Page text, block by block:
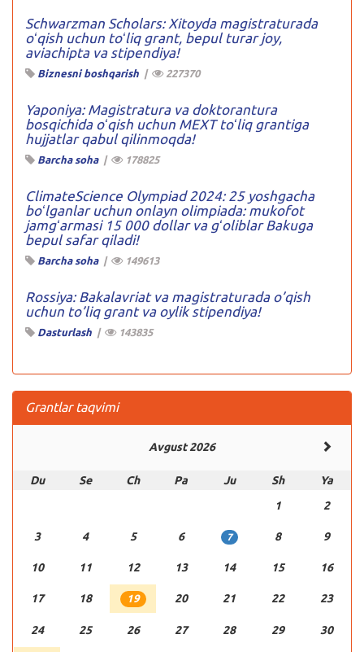
Schwarzman Scholars: Xitoyda magistraturada
oʻqish uchun toʻliq grant, bepul turar joy,
aviachipta va stipendiya!
Biznesni boshqarish | 227370
Yaponiya: Magistratura va doktorantura
bosqichida oʻqish uchun MEXT toʻliq grantiga
hujjatlar qabul qilinmoqda!
Barcha soha| 178825
ClimateScience Olympiad 2024: 25 yoshgacha
boʻlganlar uchun onlayn olimpiada: mukofot
jamgʻarmasi 15 000 dollar va gʻoliblar Bakuga
bepul safar qiladi!
Barcha soha| 149613
Rossiya: Bakalavriat va magistraturada o’qish
uchun to’liq grant va oylik stipendiya!
Dasturlash | 143835
Grantlar taqvimi
Avgust 2026
Du Se Ch Pa Ju Sh
Ya
1
2
3 4 5 6 7 8 9
10 11 12 13 14 15 16
17 18 19 20 21 22 23
24 25 26 27 28 29 30